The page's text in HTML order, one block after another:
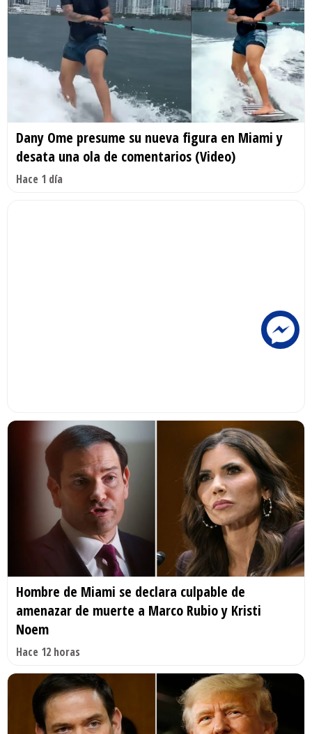
Dany Ome presume su nueva figura en Miami y
desata una ola de comentarios (Video)
Hace 1 día
Hombre de Miami se declara culpable de
amenazar de muerte a Marco Rubio y Kristi
Noem
Hace 12 horas